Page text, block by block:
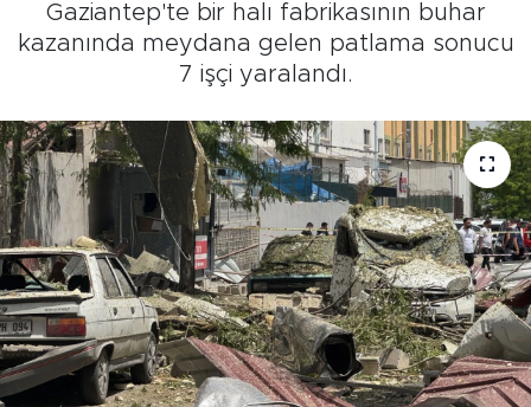
Gaziantep'te bir halı fabrikasının buhar
kazanında meydana gelen patlama sonucu
7 işçi yaralandı.